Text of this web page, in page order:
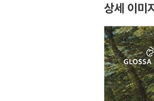
상세 이미